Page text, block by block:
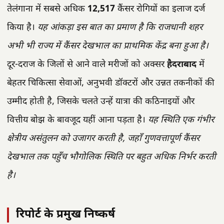
तेलंगाना में सबसे अधिक 12,517 कैंसर रोगियों का इलाज दर्ज
किया है। यह आंकड़ा इस बात का प्रमाण है कि राजधानी शहर
अभी भी राज्य में कैंसर देखभाल का प्राथमिक केंद्र बना हुआ है।
दूर-दराज के जिलों से आने वाले मरीजों को अक्सरहैदराबादमें
बेहतर चिकित्सा सेवाओं, अनुभवी डॉक्टरों और उन्नत तकनीकों की
उम्मीद होती है, जिसके चलते उन्हें यात्रा की कठिनाइयों और
वित्तीय बोझ के बावजूद यहीं आना पड़ता है। यह स्थिति एक गंभीर
क्षेत्रीय असंतुलन को उजागर करती है, जहाँ गुणवत्तापूर्ण कैंसर
देखभाल तक पहुँच भौगोलिक स्थिति पर बहुत अधिक निर्भर करती
है।
रिपोर्ट के प्रमुख निष्कर्ष